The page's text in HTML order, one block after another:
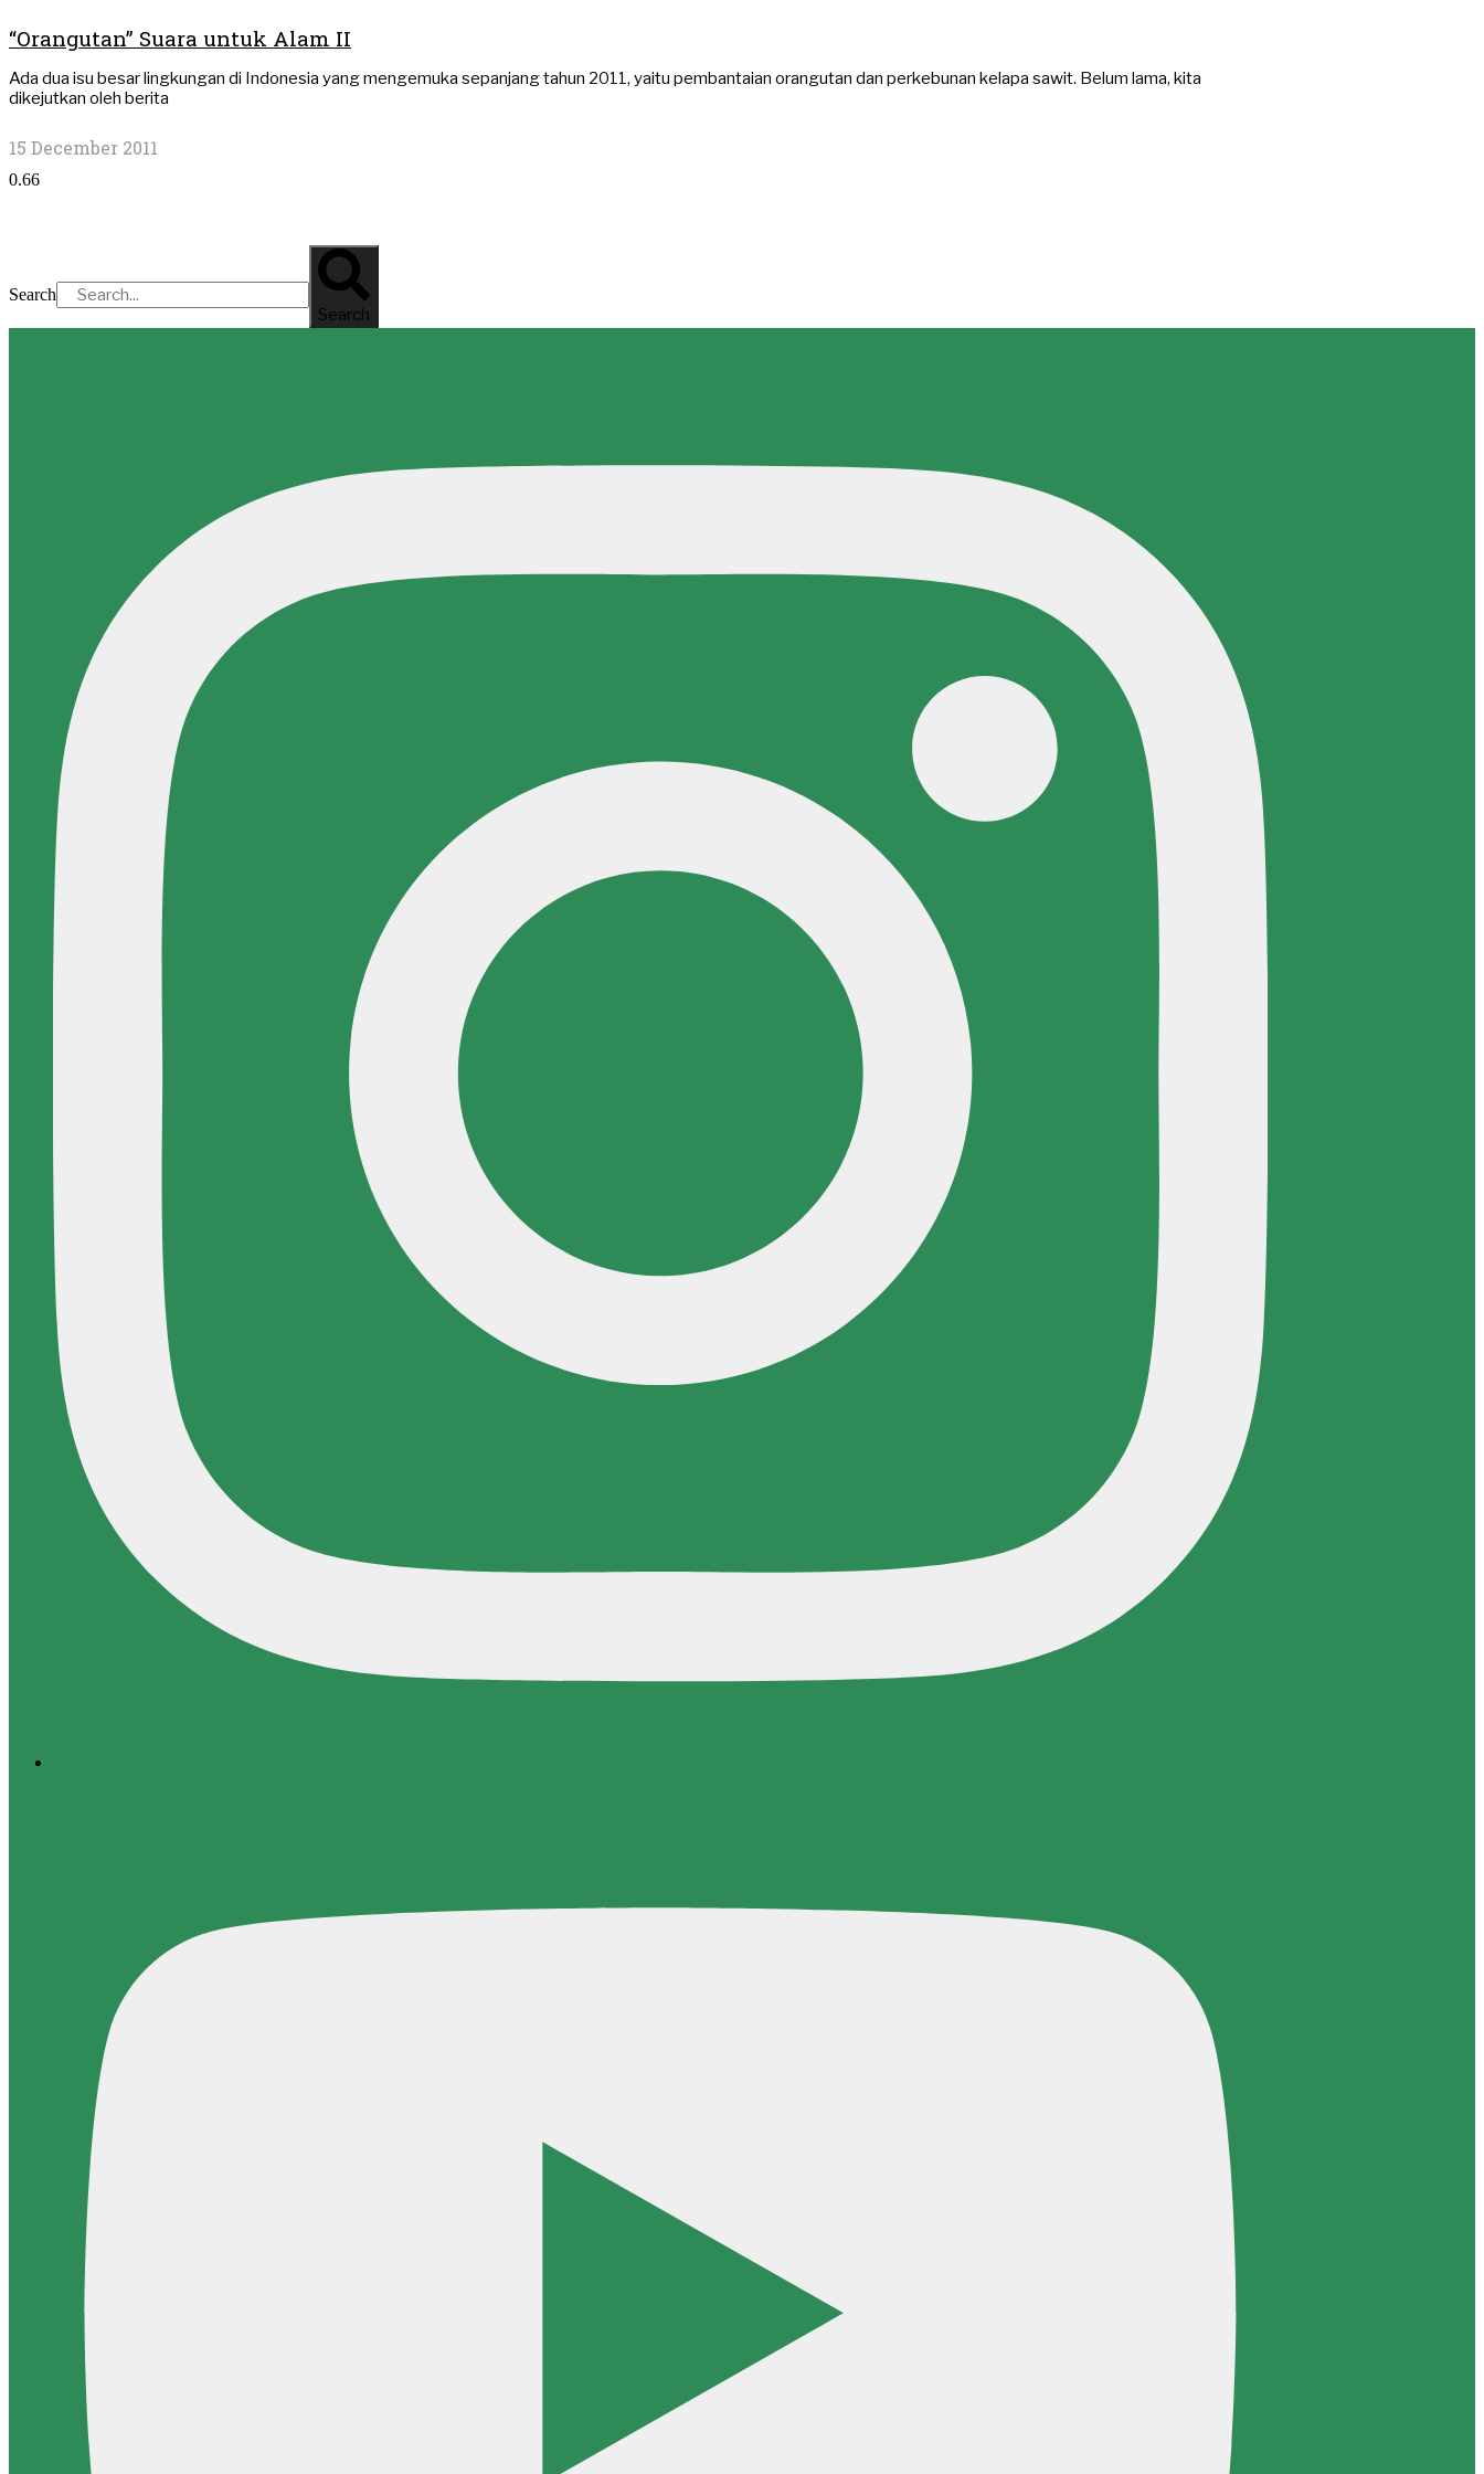
“Orangutan” Suara untuk Alam II
Ada dua isu besar lingkungan di Indonesia yang mengemuka sepanjang tahun 2011, yaitu pembantaian orangutan dan perkebunan kelapa sawit. Belum lama, kita
dikejutkan oleh berita
15 December 2011
Search
Search